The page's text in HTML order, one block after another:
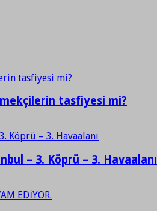
tasfiyesi mi?
– 3. Köprü – 3. Havaalanı